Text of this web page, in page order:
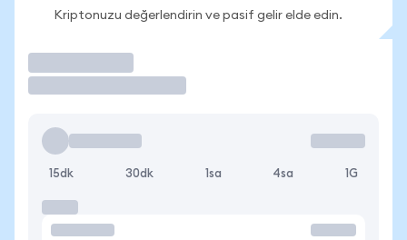
Kriptonuzu değerlendirin ve pasif gelir elde edin.
15dk 30dk 1sa 4sa 1G